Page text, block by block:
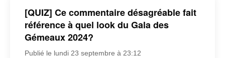
[QUIZ] Ce commentaire désagréable fait
référence à quel look du Gala des
Gémeaux 2024?
Publié le lundi 23 septembre à 23:12